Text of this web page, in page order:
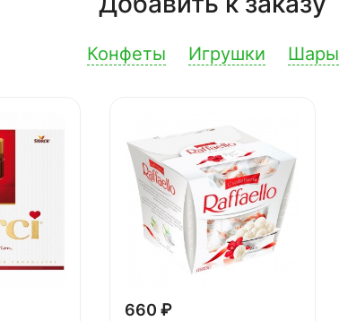
Конфеты Игрушки Шары
660 ₽